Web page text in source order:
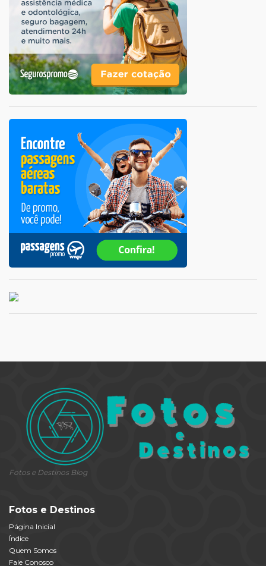
Fotos e Destinos Blog
Fotos e Destinos
Página Inicial
Índice
Quem Somos
Fale Conosco